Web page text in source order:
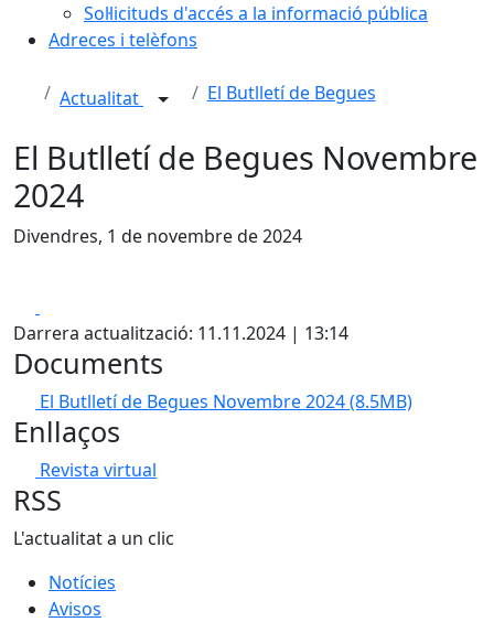
Sol·licituds d'accés a la informació pública
Adreces i telèfons
Actualitat El Butlletí de Begues
El Butlletí de Begues Novembre
2024
Divendres, 1 de novembre de 2024
Darrera actualització: 11.11.2024 | 13:14
Documents
El Butlletí de Begues Novembre 2024(8.5MB)
Enllaços
Revista virtual
RSS
L'actualitat a un clic
Notícies
Avisos